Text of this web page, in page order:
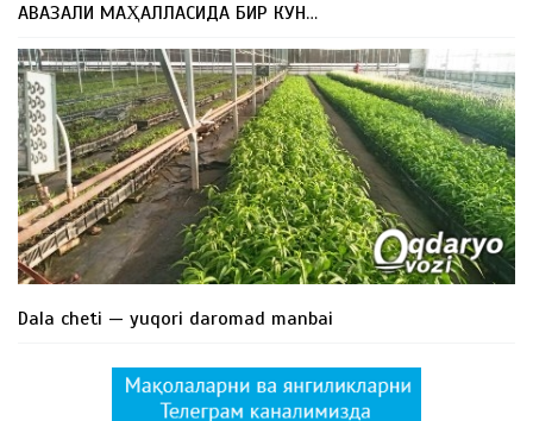
АВАЗАЛИ МАҲАЛЛАСИДА БИР КУН…
Dala cheti — yuqori daromad manbai